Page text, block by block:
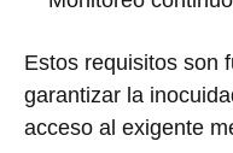
Estos requisitos son
garantizar la
acceso al exigente